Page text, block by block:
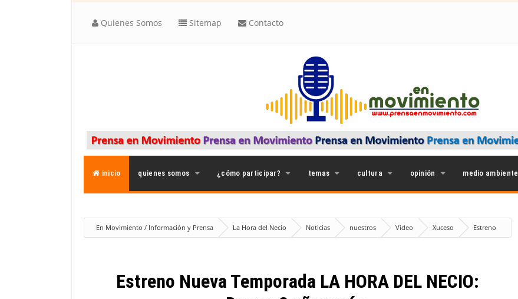
Quienes Somos Sitemap Contacto
inicio quienes somos ¿cómo participar? temas cultura opinión medio ambiente
En Movimiento / Información y Prensa La Hora del Necio Noticias nuestros Video Xuceso
Estreno
Nueva Temporada LA HORA DEL NECIO: Duque 2 años más.
Estreno Nueva Temporada LA HORA DEL NECIO: